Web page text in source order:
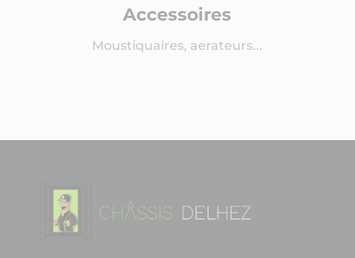
Accessoires
Moustiquaires, aerateurs...